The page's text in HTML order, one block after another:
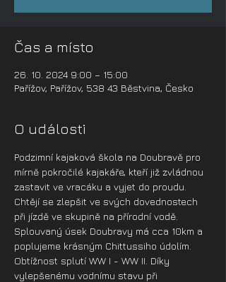
Čas a místo
26. 10. 2024 9:00 – 15:00
Pařížov, Pařížov, 538 43 Běstvina, Česko
O události
Podzimní kajaková škola na Doubravě pro
mírně pokročilé kajakáře, kteří již zvládnou
zastavit ve vracáku a vyjet do proudu.
Chtějí se zlepšit ve svých dovednostech
při jízdě ve skupině na přírodní vodě.
Splouvaný úsek Doubravy má cca 10km a
poplujeme krásným Chittussiho údolím.
Obtížnost splutí WW I - WW II. Díky
vylepšenému vodnímu stavu při